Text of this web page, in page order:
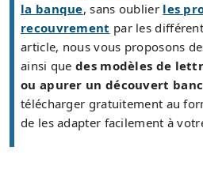
la banque, sans oublier les
recouvrement par les
article, nous vous proposons
ainsi que des modèles de
ou apurer un découvert
télécharger gratuitement au
de les adapter facilement à